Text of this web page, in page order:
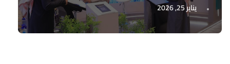
يناير 25, 2026